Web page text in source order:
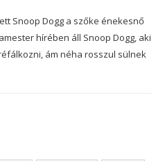
Snoop Dogg a szőke énekesnő
hírében áll Snoop Dogg, aki
ám néha rosszul sülnek